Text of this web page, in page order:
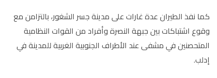
كما نفذ الطيران عدة غارات على مدينة جسر الشغور، بالتزامن مع
وقوع اشتباكات بين جبهة النصرة وأفراد من القوات النظامية
المتحصنين في مشفى عند الأطراف الجنوبية الغربية للمدينة في
إدلب.